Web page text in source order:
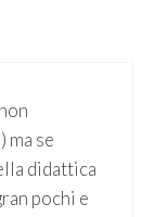
ma se
didattica
pochi e